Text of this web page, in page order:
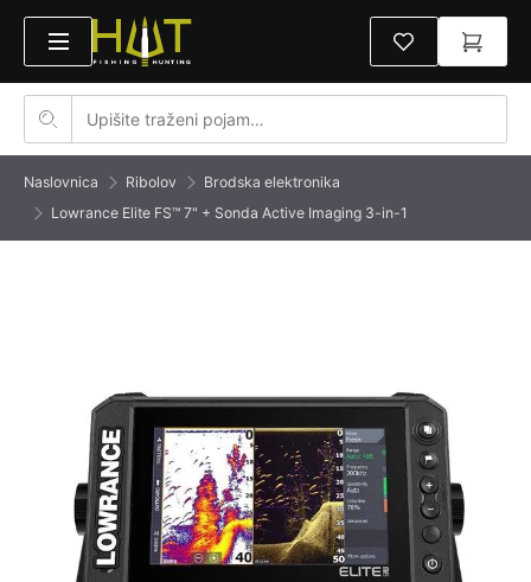
Naslovnica Ribolov
Brodska elektronika
Lowrance Elite FS™ 7" + Sonda Active Imaging 3-in-1